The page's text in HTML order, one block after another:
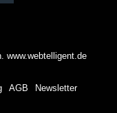
www.webtelligent.de
AGB Newsletter